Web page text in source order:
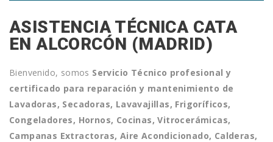
ASISTENCIA TÉCNICA CATA
EN ALCORCÓN (MADRID)
Bienvenido, somos Servicio Técnico profesional y
certificado para reparación y mantenimiento de
Lavadoras, Secadoras, Lavavajillas, Frigoríficos,
Congeladores, Hornos, Cocinas, Vitrocerámicas,
Campanas Extractoras, Aire Acondicionado, Calderas,